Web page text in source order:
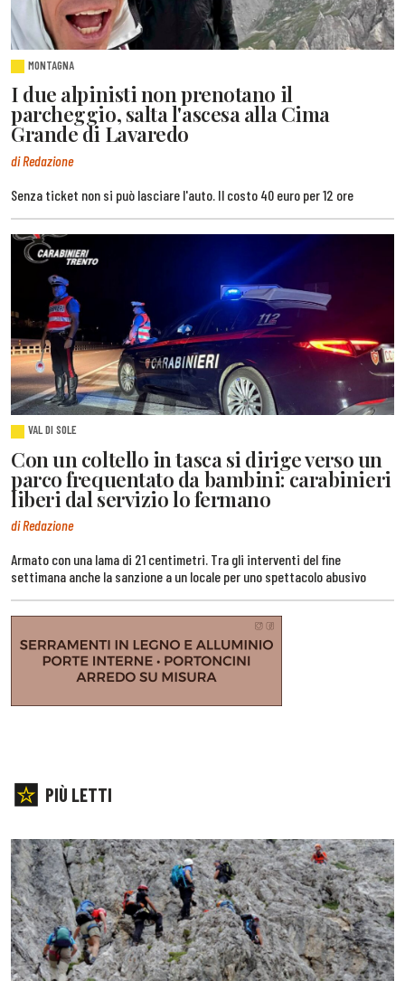
MONTAGNA
I due alpinisti non prenotano il
parcheggio, salta l'ascesa alla Cima
Grande di Lavaredo
di Redazione
Senza ticket non si può lasciare l'auto. Il costo 40 euro per 12 ore
VAL DI SOLE
Con un coltello in tasca si dirige verso un
parco frequentato da bambini: carabinieri
liberi dal servizio lo fermano
di Redazione
Armato con una lama di 21 centimetri. Tra gli interventi del fine
settimana anche la sanzione a un locale per uno spettacolo abusivo
PIÙ LETTI